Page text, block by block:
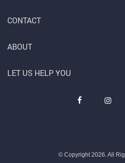
CONTACT
© Copyright 2026. All
ABOUT
LET US HELP YOU